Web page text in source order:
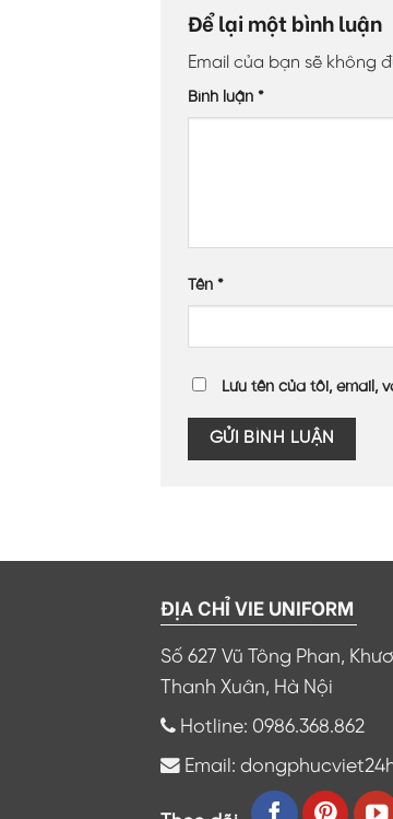
Để lại một bình luận
Email của bạn sẽ không
Bình luận *
Tên *
Lưu tên của tôi, email,
ĐỊA CHỈ VIE UNIFORM
Số 627 Vũ Tông Phan,
Thanh Xuân, Hà Nội
Hotline: 0986.368.862
Email: